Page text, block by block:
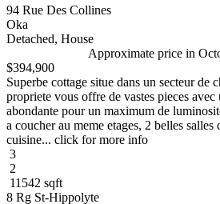
94 Rue Des Collines
Oka
Detached, House
Approximate price in
$394,900
Superbe cottage situe dans un secteur de
propriete vous offre de vastes pieces avec
abondante pour un maximum de
a coucher au meme etages, 2 belles salles
cuisine... click for more info
3
2
11542 sqft
8 Rg St-Hippolyte